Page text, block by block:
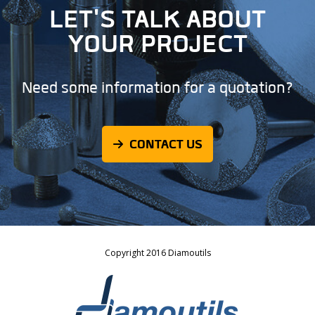
LET'S TALK ABOUT
YOUR PROJECT
Need some information for a quotation?
CONTACT US
Copyright 2016 Diamoutils